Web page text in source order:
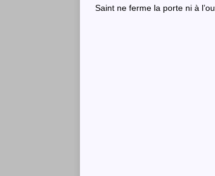
Saint ne ferme la porte ni à